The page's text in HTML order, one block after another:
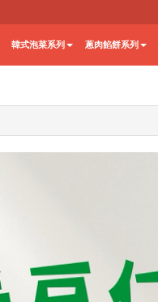
韓式泡菜系列 蔥肉餡餅系列